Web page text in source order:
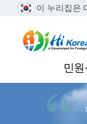
이 누리집은
민